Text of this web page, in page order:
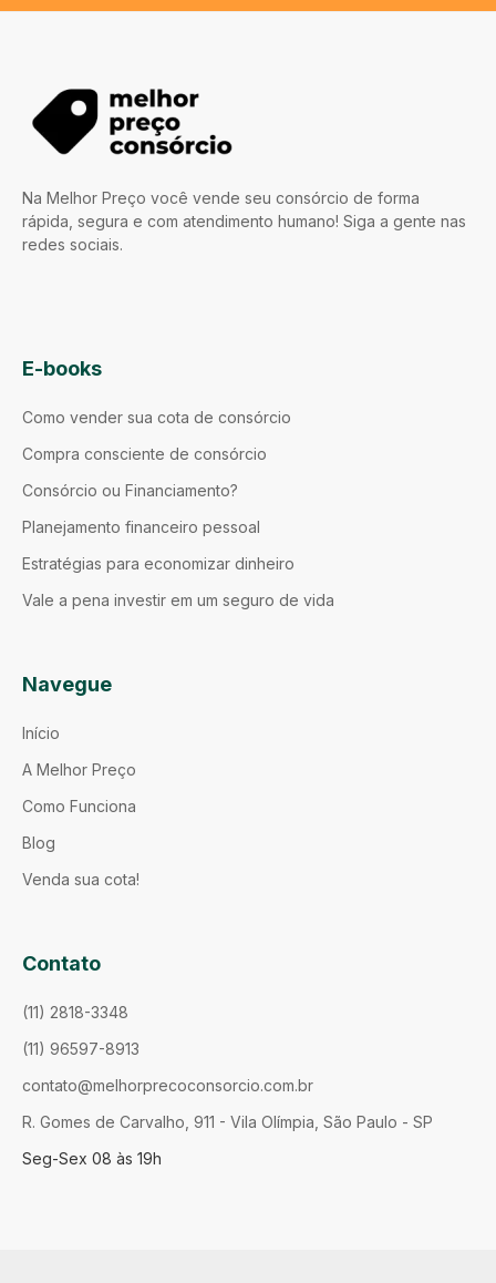
Na Melhor Preço você vende seu consórcio de forma
rápida, segura e com atendimento humano! Siga a gente nas
redes sociais.
E-books
Como vender sua cota de consórcio
Compra consciente de consórcio
Consórcio ou Financiamento?
Planejamento financeiro pessoal
Estratégias para economizar dinheiro
Vale a pena investir em um seguro de vida
Navegue
Início
A Melhor Preço
Como Funciona
Blog
Venda sua cota!
Contato
(11) 2818-3348
(11) 96597-8913
contato@melhorprecoconsorcio.com.br
R. Gomes de Carvalho, 911 - Vila Olímpia, São Paulo - SP
Seg-Sex 08 às 19h